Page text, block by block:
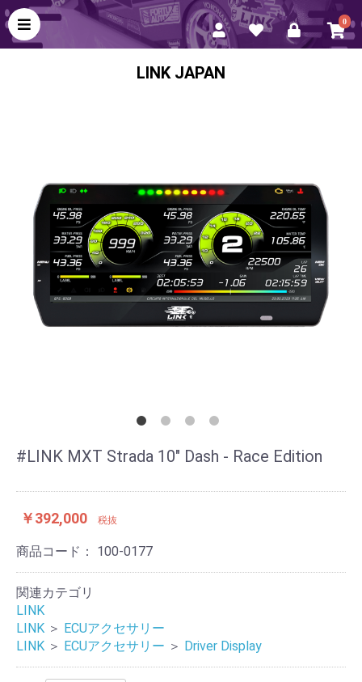
0
LINK JAPAN
#LINK MXT Strada 10" Dash - Race Edition
￥392,000 税抜
商品コード： 100-0177
関連カテゴリ
LINK
LINK ＞ ECUアクセサリー
LINK ＞ ECUアクセサリー ＞ Driver Display